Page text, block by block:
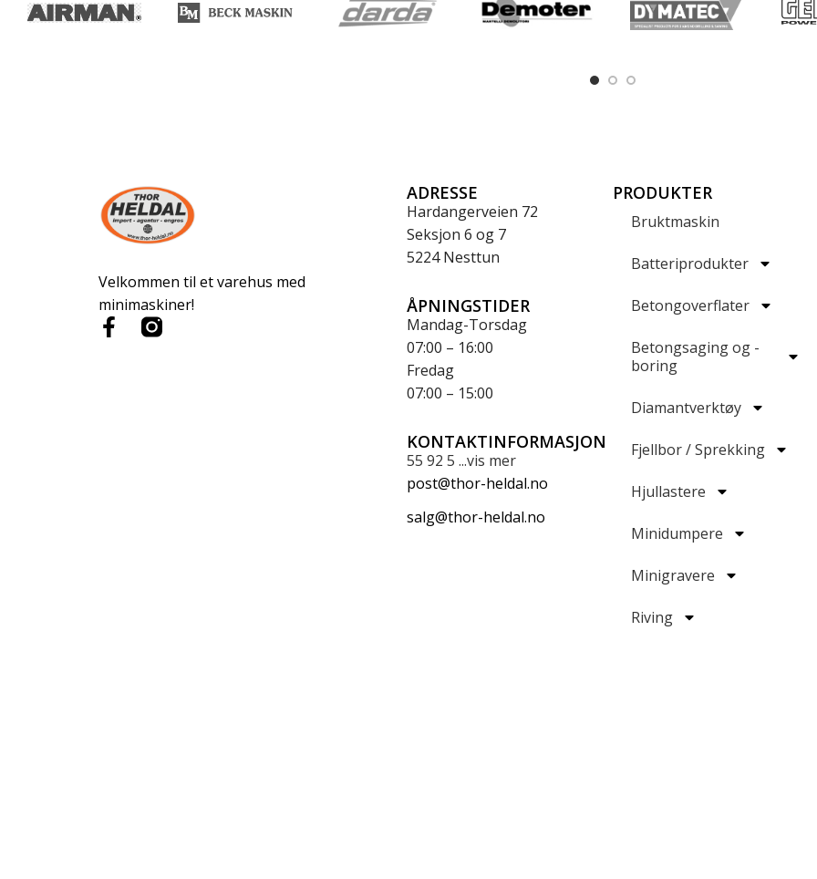
Velkommen til et varehus med
minimaskiner!
ADRESSE
Hardangerveien 72
Seksjon 6 og 7
5224 Nesttun
ÅPNINGSTIDER
Mandag-Torsdag
07:00 – 16:00
Fredag
07:00 – 15:00
KONTAKTINFORMASJON
55 92 5 ...vis mer
post@thor-heldal.no
salg@thor-heldal.no
PRODUKTER
Bruktmaskin
Batteriprodukter
Betongoverflater
Betongsaging og -
boring
Diamantverktøy
Fjellbor / Sprekking
Hjullastere
Minidumpere
Minigravere
Riving